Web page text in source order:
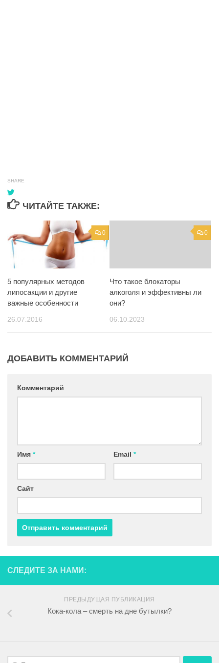
SHARE
ЧИТАЙТЕ ТАКЖЕ:
0
5 популярных методов
липосакции и другие
важные особенности
26.07.2016
0
Что такое блокаторы
алкоголя и эффективны ли
они?
06.10.2023
ДОБАВИТЬ КОММЕНТАРИЙ
Комментарий
Имя * Email *
Сайт
СЛЕДИТЕ ЗА НАМИ:
ПРЕДЫДУЩАЯ ПУБЛИКАЦИЯ
Кока-кола – смерть на дне бутылки?